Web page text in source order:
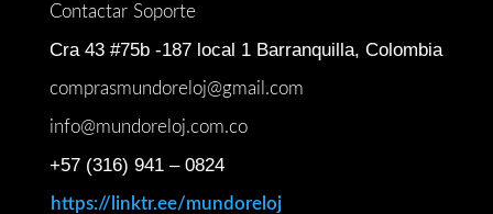
Contactar Soporte
Cra 43 #75b -187 local 1 Barranquilla, Colombia
comprasmundoreloj@gmail.com
info@mundoreloj.com.co
+57 (316) 941 – 0824
https://linktr.ee/mundoreloj